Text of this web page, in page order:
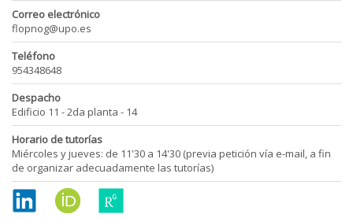
Correo electrónico
flopnog@upo.es
Teléfono
954348648
Despacho
Edificio 11 - 2da planta - 14
Horario de tutorías
Miércoles y jueves: de 11'30 a 14'30 (previa petición vía e-mail, a fin
de organizar adecuadamente las tutorías)